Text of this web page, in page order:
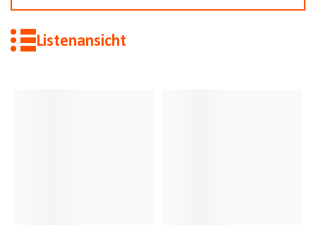
Listenansicht